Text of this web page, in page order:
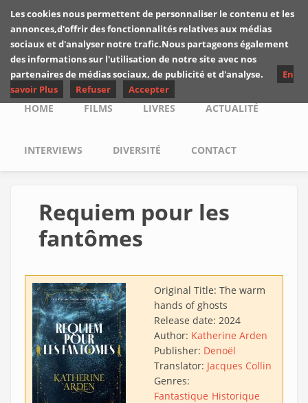
Skip to main content
Les critiques de
Yuyine
Main menu
HOME FILMS LIVRES ACTUALITÉ
INTERVIEWS DIVERSITÉ CONTACT
Requiem pour les
fantômes
Original Title: The warm
hands of ghosts
Release date: 2024
Author: Katherine Arden
Publisher: Denoël
Translator: Jacques Collin
Genres:
Fantastique Historique
Les cookies nous permettent de personnaliser le contenu et les
annonces,d'offrir des fonctionnalités relatives aux médias
sociaux et d'analyser notre trafic.Nous partageons également
des informations sur l'utilisation de notre site avec nos
partenaires de médias sociaux, de publicité et d'analyse.
En
savoir Plus
Refuser Accepter